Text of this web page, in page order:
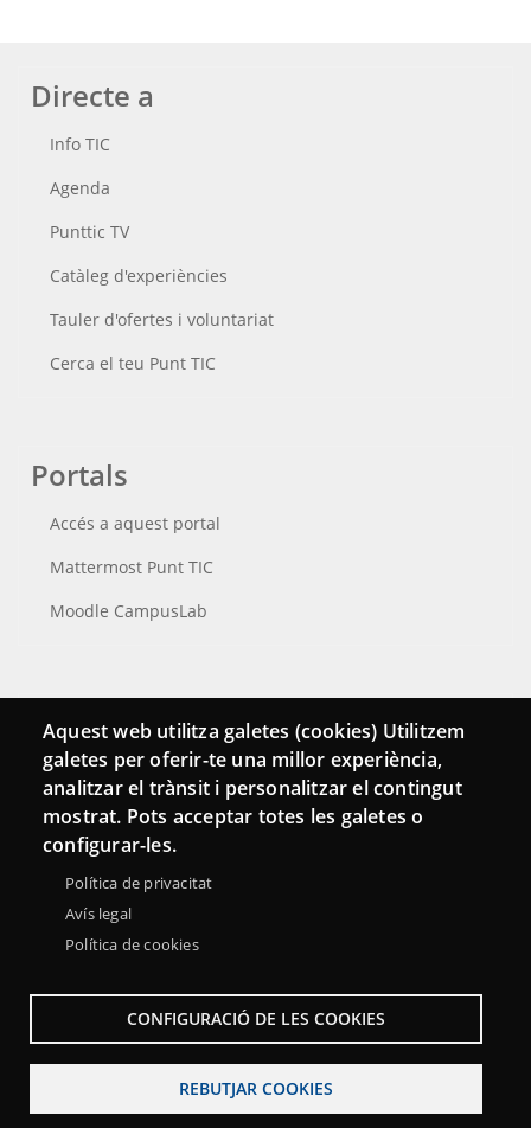
Directe a
Info TIC
Agenda
Punttic TV
Catàleg d'experiències
Tauler d'ofertes i voluntariat
Cerca el teu Punt TIC
Portals
Accés a aquest portal
Mattermost Punt TIC
Moodle CampusLab
Connecta
Bustia de contacte
Butlletins
Aquest web utilitza galetes (cookies) Utilitzem
galetes per oferir-te una millor experiència,
analitzar el trànsit i personalitzar el contingut
mostrat. Pots acceptar totes les galetes o
configurar-les.
Política de privacitat
Avís legal
Política de cookies
CONFIGURACIÓ DE LES COOKIES
REBUTJAR COOKIES